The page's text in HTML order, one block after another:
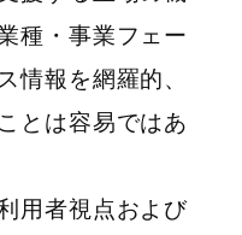
種・事業フェー
情報を網羅的、
とは容易ではあ
用者視点および